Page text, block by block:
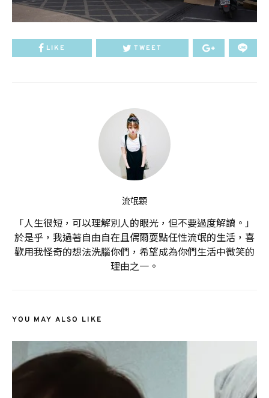
LIKE TWEET
流氓顆
「人生很短，可以理解別人的眼光，但不要過度解讀。」
於是乎，我過著自由自在且偶爾耍點任性流氓的生活，喜
歡用我怪奇的想法洗腦你們，希望成為你們生活中微笑的
理由之一。
YOU MAY ALSO LIKE